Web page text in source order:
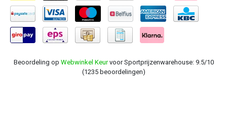
Beoordeling op Webwinkel Keurvoor Sportprijzenwarehouse: 9.5/10
(1235 beoordelingen)